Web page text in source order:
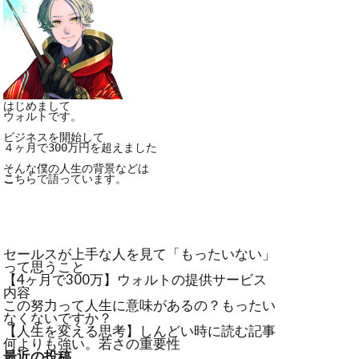
はじめまして
ウォルトです。
ビジネスを開始して
４ヶ月で300万円を超えました
こ ちらで語っています。
セールスが上手な人を見て「もったいない」
って思うこと
【4ヶ月で300万】ウォルトの提供サービス
内容
この努力って人生に意味があるの？もったい
なくないですか？
【人生を変える思考】しんどい時に読む記事
何よりも強い。若さの重要性